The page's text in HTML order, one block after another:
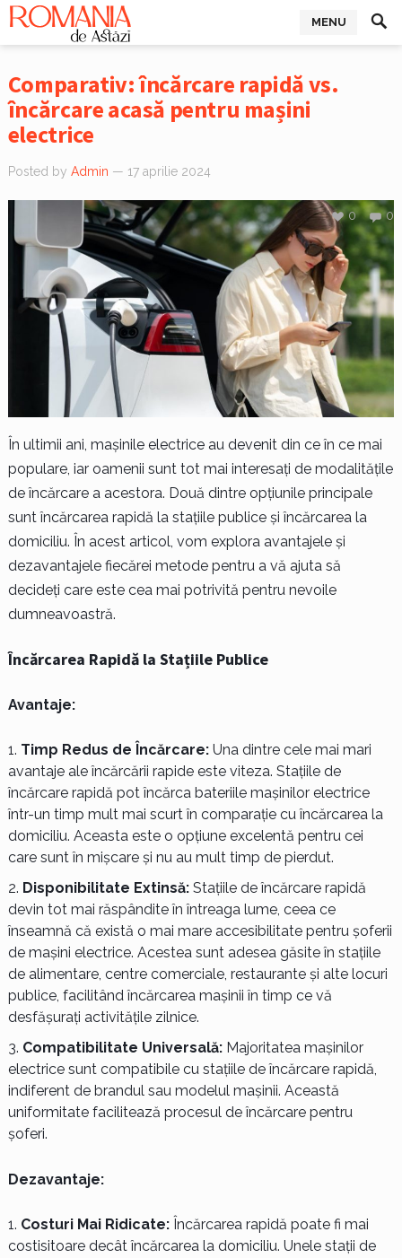
MENU
Comparativ: încărcare rapidă vs.
încărcare acasă pentru mașini
electrice
Posted by Admin — 17 aprilie 2024
0
0
În ultimii ani, mașinile electrice au devenit din ce în ce mai
populare, iar oamenii sunt tot mai interesați de modalitățile
de încărcare a acestora. Două dintre opțiunile principale
sunt încărcarea rapidă la stațiile publice și încărcarea la
domiciliu. În acest articol, vom explora avantajele și
dezavantajele fiecărei metode pentru a vă ajuta să
decideți care este cea mai potrivită pentru nevoile
dumneavoastră.
Încărcarea Rapidă la Stațiile Publice
Avantaje:
Timp Redus de Încărcare:Una dintre cele mai mari
avantaje ale încărcării rapide este viteza. Stațiile de
încărcare rapidă pot încărca bateriile mașinilor electrice
într-un timp mult mai scurt în comparație cu încărcarea la
domiciliu. Aceasta este o opțiune excelentă pentru cei
care sunt în mișcare și nu au mult timp de pierdut.
Disponibilitate Extinsă:Stațiile de încărcare rapidă
devin tot mai răspândite în întreaga lume, ceea ce
înseamnă că există o mai mare accesibilitate pentru șoferii
de mașini electrice. Acestea sunt adesea găsite în stațiile
de alimentare, centre comerciale, restaurante și alte locuri
publice, facilitând încărcarea mașinii în timp ce vă
desfășurați activitățile zilnice.
Compatibilitate Universală:Majoritatea mașinilor
electrice sunt compatibile cu stațiile de încărcare rapidă,
indiferent de brandul sau modelul mașinii. Această
uniformitate facilitează procesul de încărcare pentru
șoferi.
Dezavantaje:
Costuri Mai Ridicate:Încărcarea rapidă poate fi mai
costisitoare decât încărcarea la domiciliu. Unele stații de